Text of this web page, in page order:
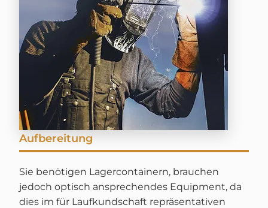
Aufbereitung
Sie benötigen Lagercontainern, brauchen
jedoch optisch ansprechendes Equipment, da
dies im für Laufkundschaft repräsentativen